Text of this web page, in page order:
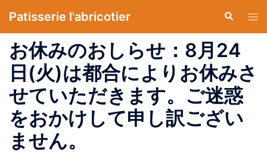
Patisserie l'abricotier
検
索
ト
グ
メ
ニ
お休みのおしらせ：8月24
日(火)は都合によりお休みさ
せていただきます。ご迷惑
をおかけして申し訳ござい
ません。